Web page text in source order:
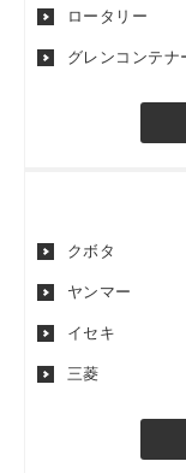
ロータリー
グレンコンテナ
クボタ
ヤンマー
イセキ
三菱